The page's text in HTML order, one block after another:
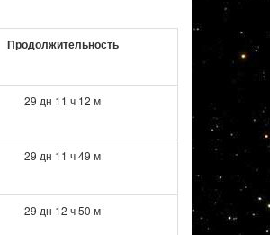
Продолжительность
29 дн 11 ч 12 м
29 дн 11 ч 49 м
29 дн 12 ч 50 м